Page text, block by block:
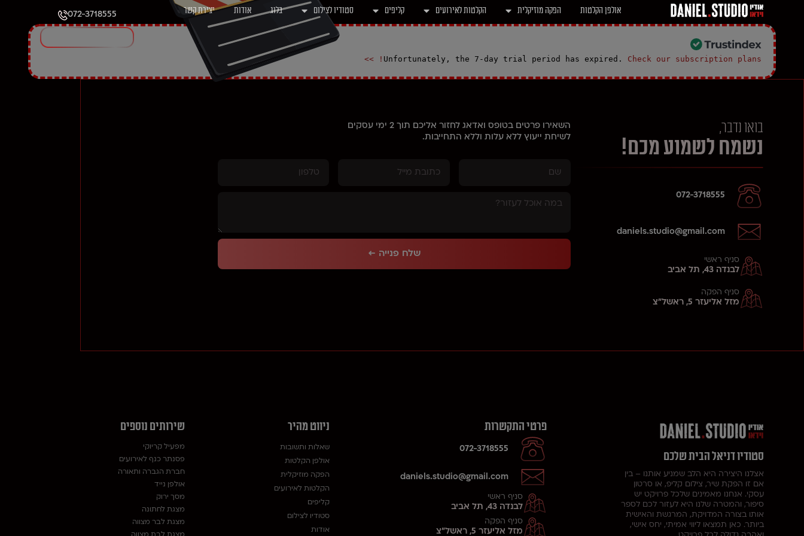
אולפן הקלטות הפקה מוזיקלית הקלטות לאירועים קליפים סטודיו לצילום בלוג אודות יצירת קשר 072-3718555
Unfortunately, the 7-day trial period has expired. Check our subscription plans! >>
בואו נדבר,
נשמח לשמוע מכם!
072-3718555
daniels.studio@gmail.com
סניף ראשי
לבנדה 43, תל אביב
סניף הפקה
מזל אליעזר 5, ראשל"צ
השאירו פרטים בטופס ואדאג לחזור אליכם תוך 2 ימי עסקים
לשיחת ייעוץ ללא עלות וללא התחייבות.
שלח פנייה ←
סטודיו דניאל הבית שלכם
אצלנו היצירה היא הלב שמניע אותנו – בין
אם זו הפקת שיר, צילום קליפ, או סרטון
עסקי. אנחנו מאמינים שלכל פרויקט יש
סיפור, והמטרה שלנו היא לעזור לכם לספר
אותו בצורה המדויקת, המרגשת והאישית
ביותר. כאן תמצאו ליווי אמיתי, יחס אישי,
פרטי התקשרות
072-3718555
daniels.studio@gmail.com
סניף ראשי
לבנדה 43, תל אביב
סניף הפקה
מזל אליעזר 5, ראשל"צ
ניווט מהיר
שאלות ותשובות
אולפן הקלטות
הפקה מוזיקלית
הקלטות לאירועים
קליפים
סטודיו לצילום
אודות
שירותים נוספים
מפעיל קריוקי
פסנתר כנף לאירועים
חברת הגברה ותאורה
אולפן נייד
מסך ירוק
מצגת לחתונה
מצגת לבר מצווה